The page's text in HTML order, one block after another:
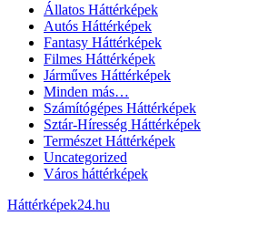
Állatos Háttérképek
Autós Háttérképek
Fantasy Háttérképek
Filmes Háttérképek
Járműves Háttérképek
Minden más…
Számítógépes Háttérképek
Sztár-Híresség Háttérképek
Természet Háttérképek
Uncategorized
Város háttérképek
Háttérképek24.hu